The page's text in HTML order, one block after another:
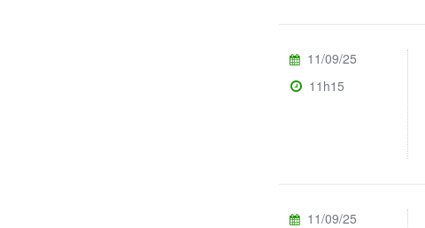
11/09/25
11h15
11/09/25